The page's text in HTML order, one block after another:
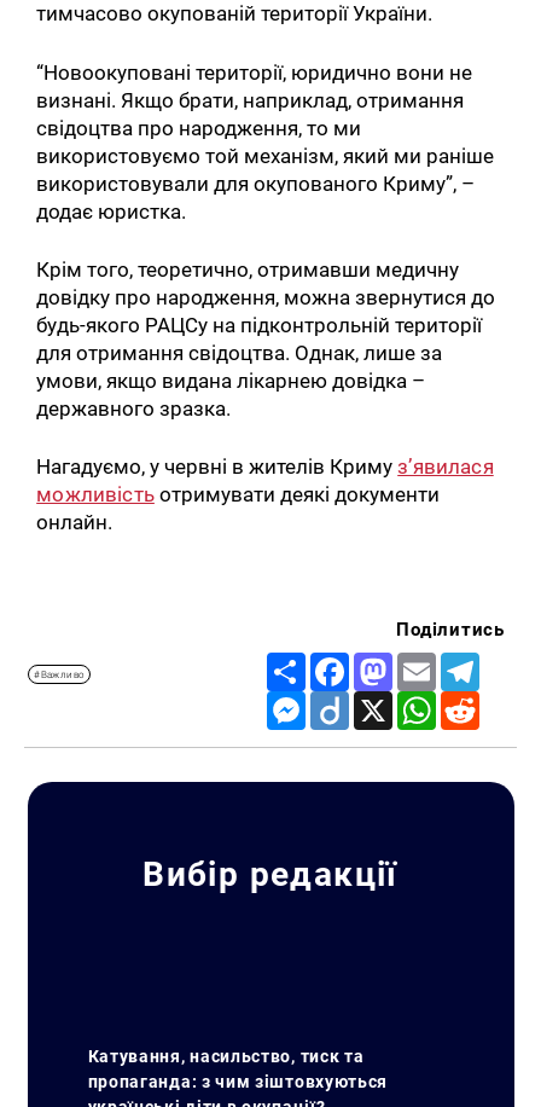
тимчасово окупованій території України.
“Новоокуповані території, юридично вони не
визнані. Якщо брати, наприклад, отримання
свідоцтва про народження, то ми
використовуємо той механізм, який ми раніше
використовували для окупованого Криму”, –
додає юристка.
Крім того, теоретично, отримавши медичну
довідку про народження, можна звернутися до
будь-якого РАЦСу на підконтрольній території
для отримання свідоцтва. Однак, лише за
умови, якщо видана лікарнею довідка –
державного зразка.
Нагадуємо, у червні в жителів Кримуз’явилася
можливістьотримувати деякі документи
онлайн.
#Важливо
Поділитись
Share FacebookMastodon
Email
Messenger
Diigo X WhatsApp
Вибір редакції
Катування, насильство, тиск та
пропаганда: з чим зіштовхуються